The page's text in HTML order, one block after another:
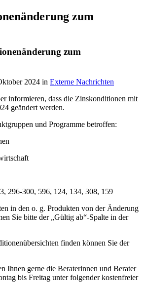
zum
zum
2024 in Externe Nachrichten
informieren, dass die Zinskonditionen mit
geändert werden.
und Programme betroffen:
296-300, 596, 124, 134, 308, 159
in den o. g. Produkten von der Änderung
Sie bitte der „Gültig ab“-Spalte in der
finden können Sie der
Ihnen gerne die Beraterinnen und Berater
bis Freitag unter folgender kostenfreier